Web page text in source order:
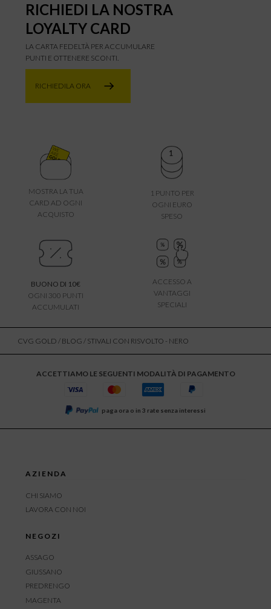
RICHIEDI LA NOSTRA
LOYALTY CARD
LA CARTA FEDELTÀ PER ACCUMULARE
PUNTI E OTTENERE SCONTI.
RICHIEDILA ORA
MOSTRA LA TUA
CARD AD OGNI
ACQUISTO
1 PUNTO PER
OGNI EURO
SPESO
BUONO DI 10€
OGNI 300 PUNTI
ACCUMULATI
ACCESSO A
VANTAGGI
SPECIALI
CVG GOLD / BLOG / STIVALI CON RISVOLTO - NERO
ACCETTIAMO LE SEGUENTI MODALITÀ DI PAGAMENTO
paga ora o in 3 rate senza interessi
AZIENDA
CHI SIAMO
LAVORA CON NOI
NEGOZI
ASSAGO
GIUSSANO
PREDRENGO
MAGENTA